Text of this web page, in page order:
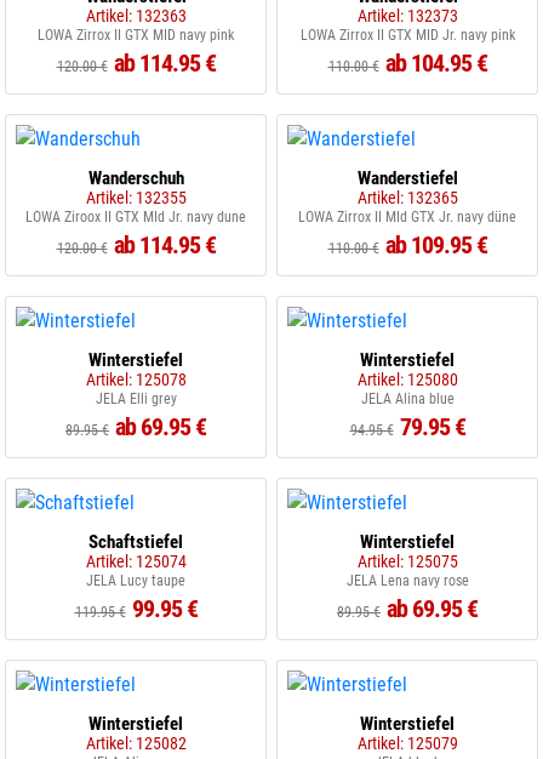
Artikel: 132363
LOWA Zirrox II GTX MID navy pink
120.00 € ab 114.95 €
Artikel: 132373
LOWA Zirrox II GTX MID Jr. navy pink
110.00 € ab 104.95 €
Wanderschuh
Artikel: 132355
LOWA Ziroox II GTX MId Jr. navy dune
120.00 € ab 114.95 €
Wanderstiefel
Artikel: 132365
LOWA Zirrox II MId GTX Jr. navy düne
110.00 € ab 109.95 €
Winterstiefel
Artikel: 125078
JELA Elli grey
89.95 € ab 69.95 €
Winterstiefel
Artikel: 125080
JELA Alina blue
94.95 € 79.95 €
Schaftstiefel
Artikel: 125074
JELA Lucy taupe
119.95 € 99.95 €
Winterstiefel
Artikel: 125075
JELA Lena navy rose
89.95 € ab 69.95 €
Winterstiefel
Artikel: 125082
Winterstiefel
Artikel: 125079